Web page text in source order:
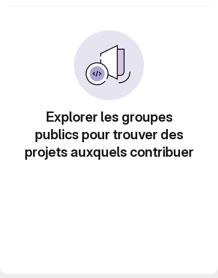
Explorer les groupes
publics pour trouver des
projets auxquels contribuer